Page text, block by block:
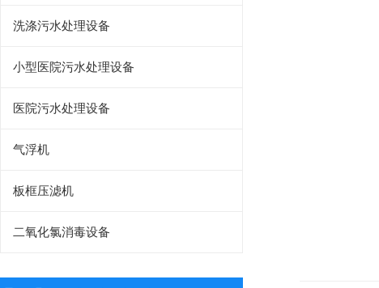
洗涤污水处理设备
小型医院污水处理设备
医院污水处理设备
气浮机
板框压滤机
二氧化氯消毒设备